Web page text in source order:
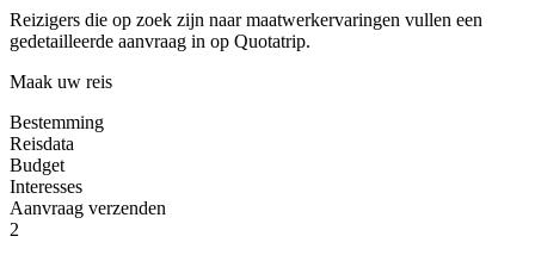
Reizigers die op zoek zijn naar maatwerkervaringen vullen een
gedetailleerde aanvraag in op Quotatrip.
Maak uw reis
Bestemming
Reisdata
Budget
Interesses
Aanvraag verzenden
2